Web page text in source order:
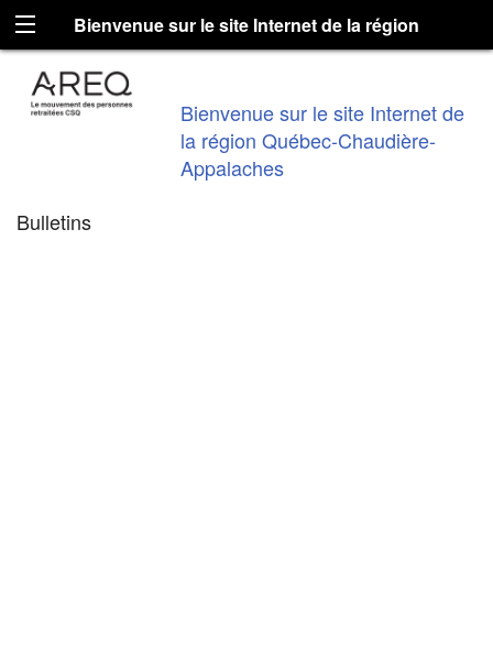
Bienvenue sur le site Internet de la région
Québec-Chaudière-Appalaches
Bienvenue sur le site Internet de
la région Québec-Chaudière-
Appalaches
Bulletins